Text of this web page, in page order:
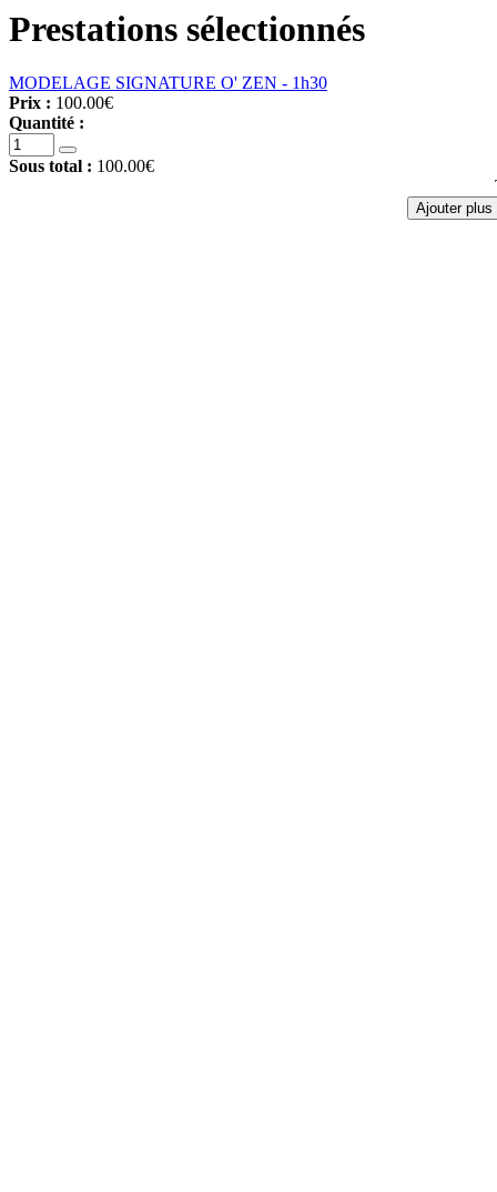
Prestations sélectionnés
MODELAGE SIGNATURE O' ZEN - 1h30
Prix : 100.00€
Quantité :
Sous total : 100.00€
Ajouter plus